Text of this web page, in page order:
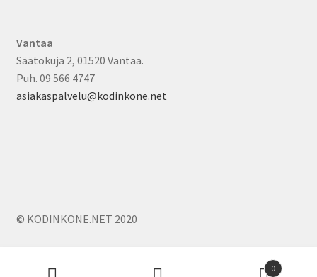
Vantaa
Säätökuja 2, 01520 Vantaa.
Puh. 09 566 4747
asiakaspalvelu@kodinkone.net
© KODINKONE.NET 2020
Products 0